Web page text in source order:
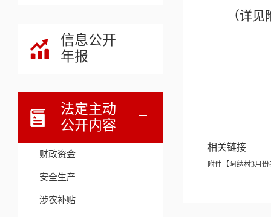
信息公开
年报
法定主动
公开内容
财政资金
安全生产
涉农补贴
（详
相关链接
附件【 阿纳村3月